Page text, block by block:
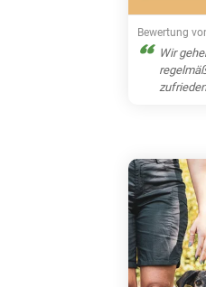
Bewertung
Wir